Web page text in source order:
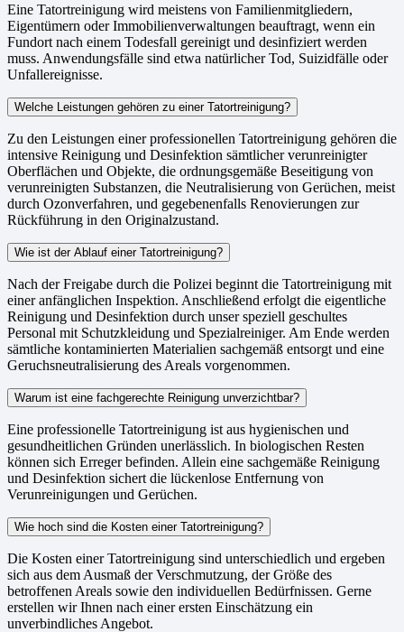
Eine Tatortreinigung wird meistens von Familienmitgliedern,
Eigentümern oder Immobilienverwaltungen beauftragt, wenn ein
Fundort nach einem Todesfall gereinigt und desinfiziert werden
muss. Anwendungsfälle sind etwa natürlicher Tod, Suizidfälle oder
Unfallereignisse.
Welche Leistungen gehören zu einer Tatortreinigung?
Zu den Leistungen einer professionellen Tatortreinigung gehören die
intensive Reinigung und Desinfektion sämtlicher verunreinigter
Oberflächen und Objekte, die ordnungsgemäße Beseitigung von
verunreinigten Substanzen, die Neutralisierung von Gerüchen, meist
durch Ozonverfahren, und gegebenenfalls Renovierungen zur
Rückführung in den Originalzustand.
Wie ist der Ablauf einer Tatortreinigung?
Nach der Freigabe durch die Polizei beginnt die Tatortreinigung mit
einer anfänglichen Inspektion. Anschließend erfolgt die eigentliche
Reinigung und Desinfektion durch unser speziell geschultes
Personal mit Schutzkleidung und Spezialreiniger. Am Ende werden
sämtliche kontaminierten Materialien sachgemäß entsorgt und eine
Geruchsneutralisierung des Areals vorgenommen.
Warum ist eine fachgerechte Reinigung unverzichtbar?
Eine professionelle Tatortreinigung ist aus hygienischen und
gesundheitlichen Gründen unerlässlich. In biologischen Resten
können sich Erreger befinden. Allein eine sachgemäße Reinigung
und Desinfektion sichert die lückenlose Entfernung von
Verunreinigungen und Gerüchen.
Wie hoch sind die Kosten einer Tatortreinigung?
Die Kosten einer Tatortreinigung sind unterschiedlich und ergeben
sich aus dem Ausmaß der Verschmutzung, der Größe des
betroffenen Areals sowie den individuellen Bedürfnissen. Gerne
erstellen wir Ihnen nach einer ersten Einschätzung ein
unverbindliches Angebot.